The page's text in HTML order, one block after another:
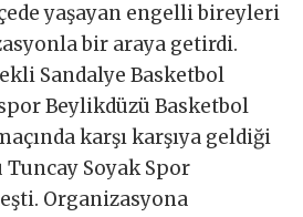
yaşayan engelli bireyleri
bir araya getirdi.
Sandalye Basketbol
Beylikdüzü Basketbol
karşı karşıya geldiği
Soyak Spor
Organizasyona